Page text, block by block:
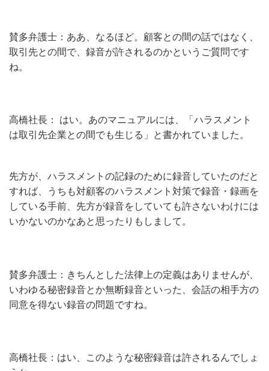
賛多弁護士：ああ、なるほど。顧客との間の話ではなく、
取引先との間で、録音が許されるのかというご質問です
ね。
高橋社長： はい。あのマニュアルには、「ハラスメント
は取引先企業との間でも生じる」と書かれていました。
先方が、ハラスメントの記録のために録音していたのだと
すれば、うちも対顧客のハラスメント対策で録音・録画を
している手前、先方が録音をしていても許さないわけには
いかないのかなあと思ったりもしまして。
賛多弁護士：きちんとした法律上の定義はありませんが、
いわゆる秘密録音とか無断録音といった、会話の相手方の
同意を得ない録音の問題ですね。
高橋社長：はい、このような秘密録音は許されるんでしょ